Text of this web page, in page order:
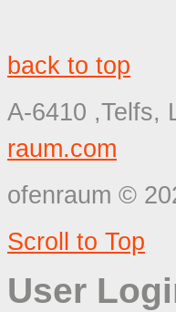
back to top
A-6410 ,Telfs,
raum.com
ofenraum ©
Scroll to Top
User